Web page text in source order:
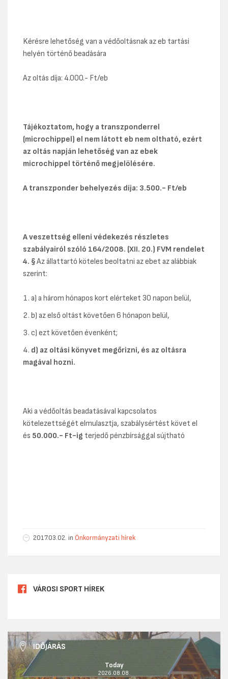
Kérésre lehetőség van a védőoltásnak az eb tartási
helyén történő beadására
Az oltás díja: 4.000.- Ft/eb
Tájékoztatom, hogy a transzponderrel
(microchippel) el nem látott eb nem oltható, ezért
az oltás napján lehetőség van az ebek
microchippel történő megjelölésére.
A transzponder behelyezés díja: 3.500.- Ft/eb
A veszettség elleni védekezés részletes
szabályairól szóló 164/2008. (XII. 20.) FVM rendelet
4. §Az állattartó köteles beoltatni az ebet az alábbiak
szerint:
a) a három hónapos kort elérteket 30 napon belül,
b) az első oltást követően 6 hónapon belül,
c) ezt követően évenként;
d) az oltási könyvet megőrizni, és az oltásra
magával hozni.
Aki a védőoltás beadatásával kapcsolatos
kötelezettségét elmulasztja, szabálysértést követ el
és 50.000.- Ft-ig terjedő pénzbírsággal sújtható
2017.03.02. in Önkormányzati hírek
VÁROSI SPORT HÍREK
IDŐJÁRÁS
Today
2026.08.08.